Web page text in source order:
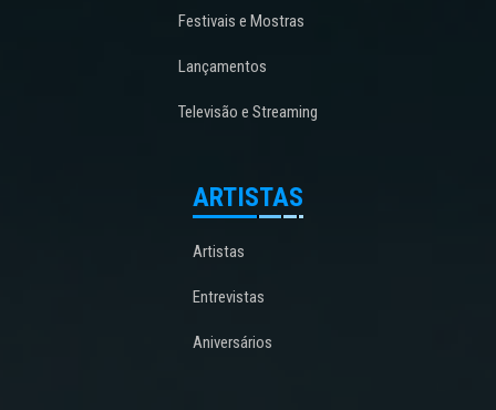
Festivais e Mostras
Lançamentos
Televisão e Streaming
ARTISTAS
Artistas
Entrevistas
Aniversários